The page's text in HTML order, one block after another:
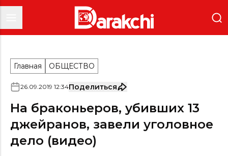
Главная ОБЩЕСТВО
26.09.2019 12:34Поделиться
На браконьеров, убивших 13
джейранов, завели уголовное
дело (видео)